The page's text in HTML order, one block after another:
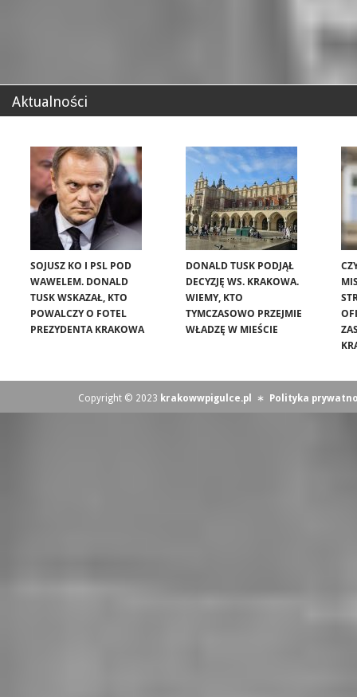
Aktualności
SOJUSZ KO I PSL POD
WAWELEM. DONALD
TUSK WSKAZAŁ, KTO
POWALCZY O FOTEL
PREZYDENTA KRAKOWA
DONALD TUSK PODJĄŁ
DECYZJĘ WS. KRAKOWA.
WIEMY, KTO
TYMCZASOWO PRZEJMIE
WŁADZĘ W MIEŚCIE
Copyright © 2023 krakowwpigulce.pl ∗ Polityka